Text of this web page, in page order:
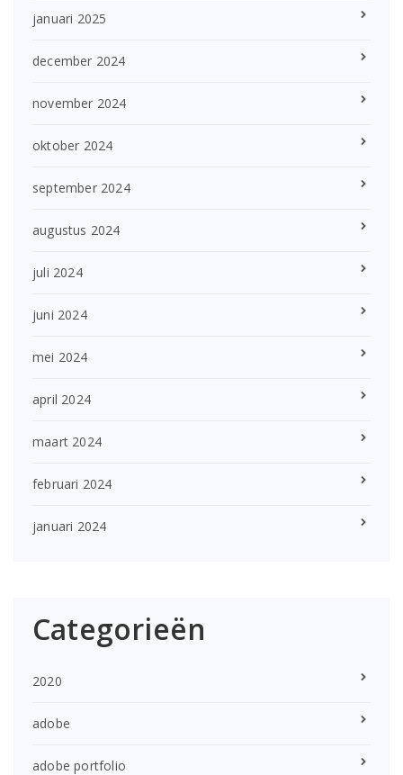
januari 2025
december 2024
november 2024
oktober 2024
september 2024
augustus 2024
juli 2024
juni 2024
mei 2024
april 2024
maart 2024
februari 2024
januari 2024
Categorieën
2020
adobe
adobe portfolio